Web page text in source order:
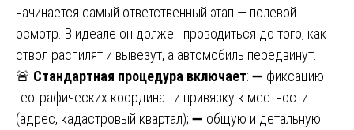
начинается самый ответственный этап — полевой
осмотр. В идеале он должен проводиться до того, как
ствол распилят и вывезут, а автомобиль передвинут.
🚨 Стандартная процедура включает: ➖ фиксацию
географических координат и привязку к местности
(адрес, кадастровый квартал); ➖ общую и детальную